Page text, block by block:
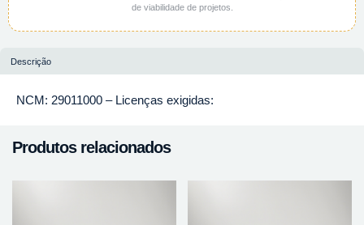
de viabilidade de projetos.
Descrição
NCM: 29011000 – Licenças exigidas:
Produtos relacionados